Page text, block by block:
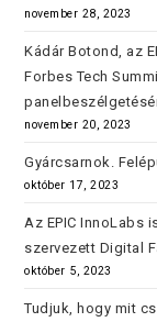
november 28, 2023
Kádár Botond, az
Forbes Tech
november 20, 2023
Gyárcsarnok.
október 17, 2023
Az EPIC InnoLabs
szervezett Digital
október 5, 2023
Tudjuk, hogy mit